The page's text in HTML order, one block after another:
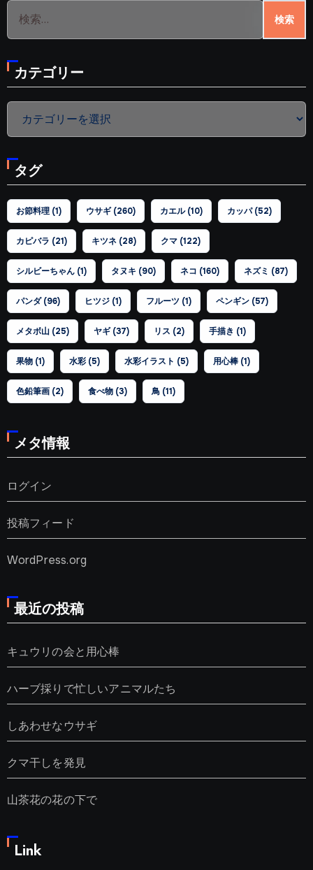
検
カテゴリー
カ
リ
ー
タグ
お節料理(1) ウサギ(260) カエル(10) カッパ(52)
カピバラ (21) キツネ(28) クマ(122)
シルビーちゃん(1) タヌキ (90) ネコ (160) ネズミ (87)
パンダ(96) ヒツジ(1) フルーツ(1) ペンギン(57)
メタボ山(25) ヤギ(37) リス (2) 手描き (1)
果物(1) 水彩(5) 水彩イラスト (5) 用心棒(1)
色鉛筆画(2) 食べ物(3) 鳥(11)
メタ情報
ログイン
投稿フィード
WordPress.org
最近の投稿
キュウリの会と用心棒
ハーブ採りで忙しいアニマルたち
しあわせなウサギ
クマ干しを発見
山茶花の花の下で
Link